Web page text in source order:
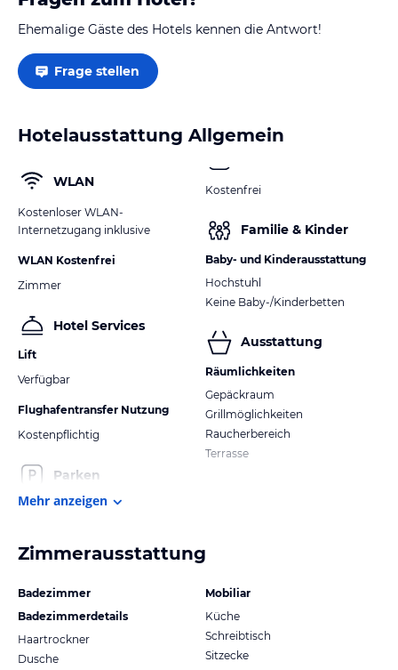
zu erholen. Wenn Sie die Umgebung erkunden möchten, können
Sie Fahrräder ausleihen oder ein Auto mieten.
verbindlichenAngebotsdetailsdes jeweiligen Veranstalters.
Ehemalige Gäste des Hotels kennen die Antwort!
Frage stellen
Hotelausstattung Allgemein
WLAN
Kostenloser WLAN-
Internetzugang inklusive
WLAN Kostenfrei
Zimmer
Hotel Services
Lift
Verfügbar
Flughafentransfer Nutzung
Kostenpflichtig
Parken
Kostenfrei
Familie & Kinder
Baby- und Kinderausstattung
Hochstuhl
Keine Baby-/Kinderbetten
Ausstattung
Räumlichkeiten
Gepäckraum
Grillmöglichkeiten
Raucherbereich
Terrasse
Mehr anzeigen
Zimmerausstattung
Badezimmer
Badezimmerdetails
Haartrockner
Dusche
Mobiliar
Küche
Schreibtisch
Sitzecke